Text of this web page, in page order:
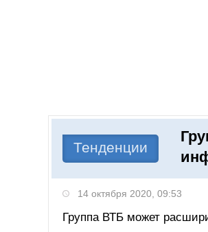
Тенденции
14 октября 2020, 09:53
Группа ВТБ может